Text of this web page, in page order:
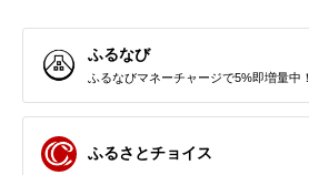
ふるなび
ふるなびマネーチャージで5%即増量中！
ふるさとチョイス